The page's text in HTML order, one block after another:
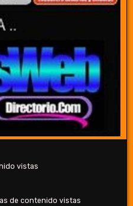
vistas
de contenido vistas